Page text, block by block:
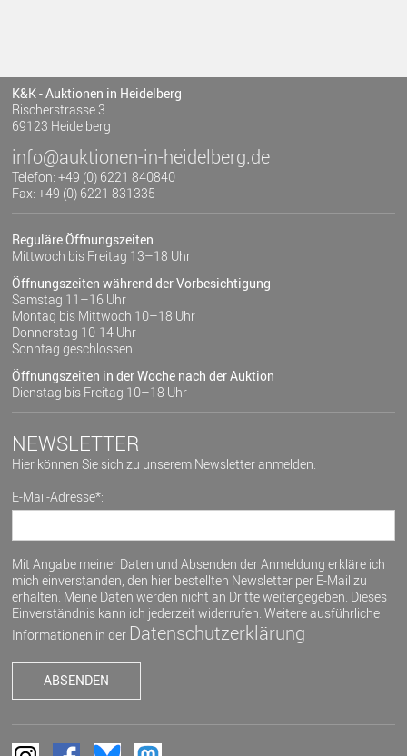
K&K - Auktionen in Heidelberg
Rischerstrasse 3
69123 Heidelberg
info@auktionen-in-heidelberg.de
Telefon: +49 (0) 6221 840840
Fax: +49 (0) 6221 831335
Reguläre Öffnungszeiten
Mittwoch bis Freitag 13–18 Uhr
Öffnungszeiten während der Vorbesichtigung
Samstag 11–16 Uhr
Montag bis Mittwoch 10–18 Uhr
Donnerstag 10-14 Uhr
Sonntag geschlossen
Öffnungszeiten in der Woche nach der Auktion
Dienstag bis Freitag 10–18 Uhr
NEWSLETTER
Hier können Sie sich zu unserem Newsletter anmelden.
E-Mail-Adresse*:
Mit Angabe meiner Daten und Absenden der Anmeldung erkläre ich
mich einverstanden, den hier bestellten Newsletter per E-Mail zu
erhalten. Meine Daten werden nicht an Dritte weitergegeben. Dieses
Einverständnis kann ich jederzeit widerrufen. Weitere ausführliche
Informationen in der Datenschutzerklärung